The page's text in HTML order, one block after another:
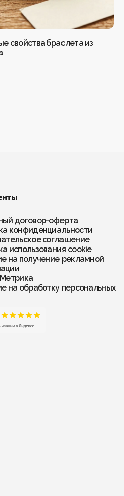
свойства браслета из
договор-оферта
конфиденциальности
соглашение
использования cookie
на получение рекламной
на обработку персональных